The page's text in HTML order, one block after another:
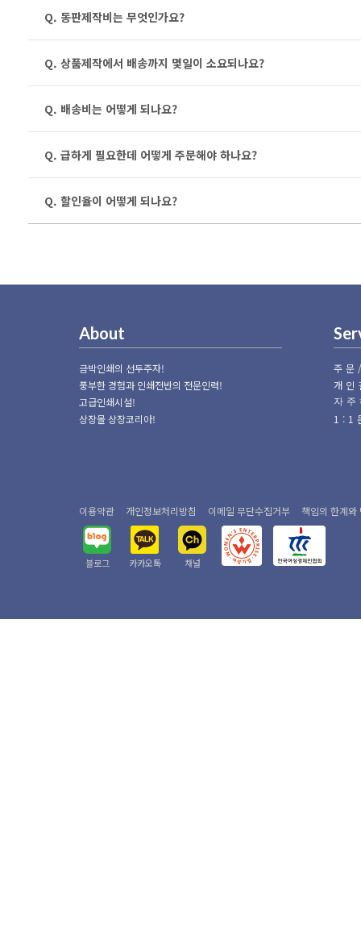
Q. 동판제작비는 무엇인가요?
Q. 상품제작에서 배송까지 몇일이 소요되나요?
Q. 배송비는 어떻게 되나요?
Q. 급하게 필요한데 어떻게 주문해야 하나요?
Q. 할인율이 어떻게 되나요?
About
금박인쇄의 선두주자!
풍부한 경험과 인쇄전반의 전문인력!
고급인쇄시설!
상장몰 상장코리아!
주
개인
자
1:1
이용약관 개인정보처리방침 이메일 무단수집거부 책임의 한계와
블로그 카카오톡 채널